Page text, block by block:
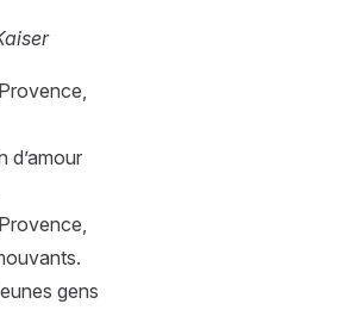
d’amour
gens